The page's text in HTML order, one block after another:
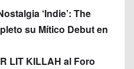
‘Indie’: The
su Mítico Debut en
LIT KILLAH al Foro